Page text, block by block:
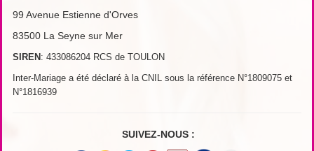
99 Avenue Estienne d'Orves
83500 La Seyne sur Mer
SIREN : 433086204 RCS de TOULON
Inter-Mariage a été déclaré à la CNIL sous la référence N°1809075 et
N°1816939
SUIVEZ-NOUS :